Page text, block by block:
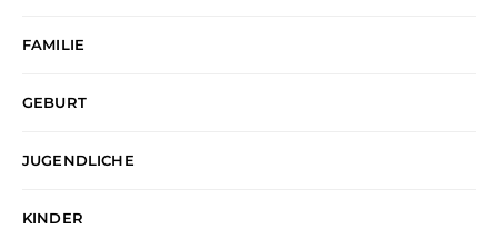
FAMILIE
GEBURT
JUGENDLICHE
KINDER